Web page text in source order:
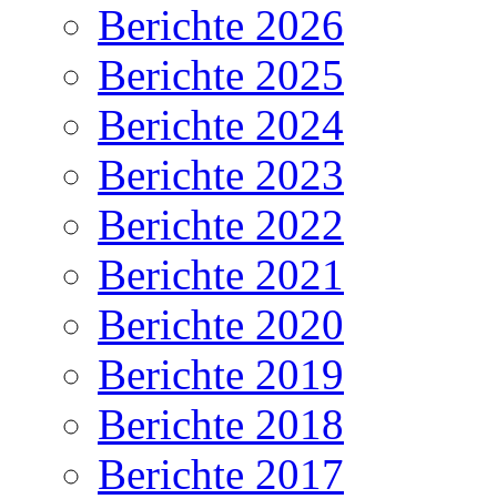
Berichte 2026
Berichte 2025
Berichte 2024
Berichte 2023
Berichte 2022
Berichte 2021
Berichte 2020
Berichte 2019
Berichte 2018
Berichte 2017